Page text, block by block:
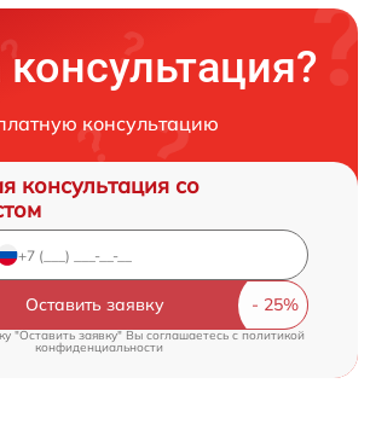
консультацию
консультация со
Оставить заявку
"Оставить заявку" Вы соглашаетесь cполитикой
конфиденциальности